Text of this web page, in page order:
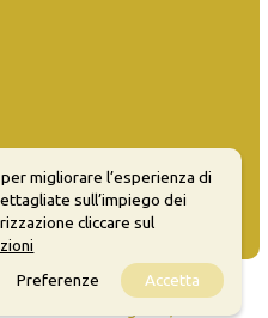
CC-BY-SA che permette di
dall'originale, anche a
migliorare l’esperienza di
sull’impiego dei
cliccare sul
Preferenze
Accetta